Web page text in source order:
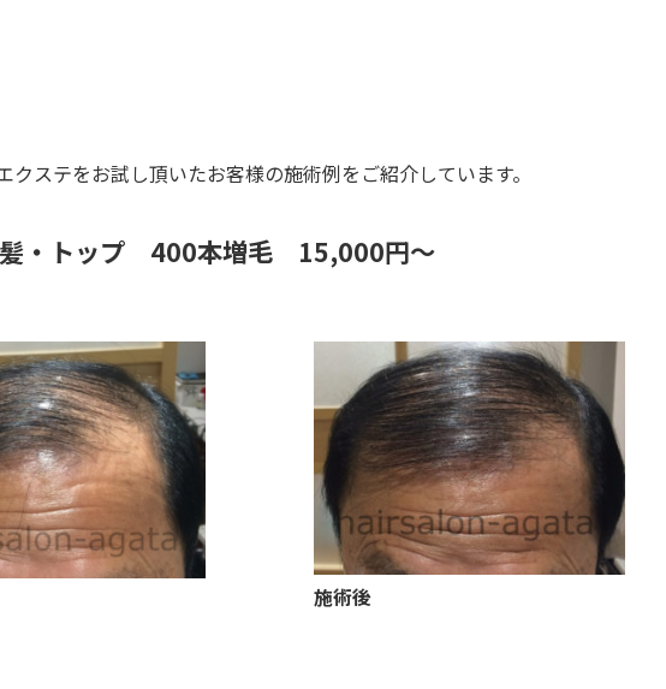
クステをお試し頂いたお客様の施術例をご紹介しています。
・トップ 400本増毛 15,000円～
施術後